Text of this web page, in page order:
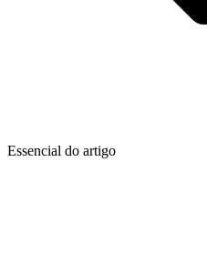
Essencial do artigo